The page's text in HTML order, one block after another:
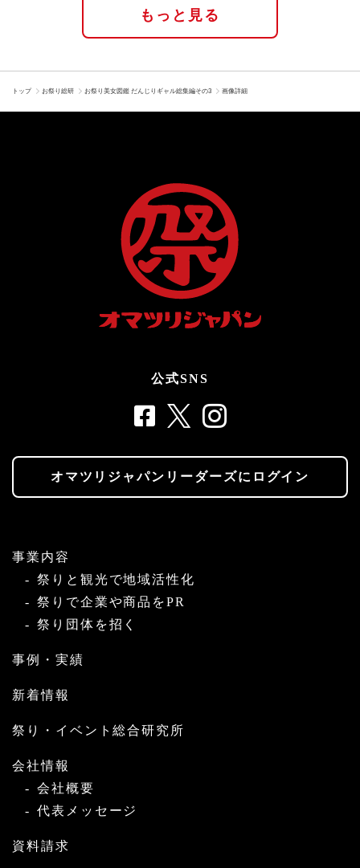
もっと見る
トップ お祭り総研 お祭り美女図鑑 だんじりギャル総集編その3 画像詳細
公式SNS
オマツリジャパンリーダーズにログイン
事業内容
祭りと観光で地域活性化
祭りで企業や商品をPR
祭り団体を招く
事例・実績
新着情報
祭り・イベント総合研究所
会社情報
会社概要
代表メッセージ
資料請求